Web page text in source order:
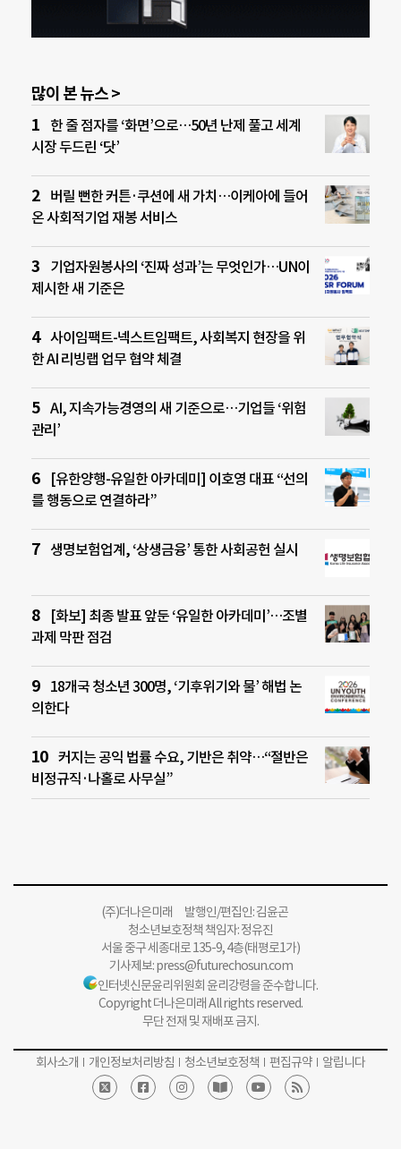
많이 본 뉴스 >
한 줄 점자를 ‘화면’으로…50년 난제 풀고 세계
시장 두드린 ‘닷’
버릴 뻔한 커튼·쿠션에 새 가치…이케아에 들어
온 사회적기업 재봉 서비스
기업자원봉사의 ‘진짜 성과’는 무엇인가…UN이
제시한 새 기준은
사이임팩트-넥스트임팩트, 사회복지 현장을 위
한 AI 리빙랩 업무 협약 체결
AI, 지속가능경영의 새 기준으로…기업들 ‘위험
관리’
[유한양행-유일한 아카데미] 이호영 대표 “선의
를 행동으로 연결하라”
생명보험업계, ‘상생금융’ 통한 사회공헌 실시
[화보] 최종 발표 앞둔 ‘유일한 아카데미’…조별
과제 막판 점검
18개국 청소년 300명, ‘기후위기와 물’ 해법 논
의한다
커지는 공익 법률 수요, 기반은 취약…“절반은
비정규직·나홀로 사무실”
(주)더나은미래 발행인/편집인: 김윤곤
청소년보호정책 책임자: 정유진
서울 중구 세종대로 135-9, 4층(태평로1가)
기사제보:press@futurechosun.com
인터넷신문윤리위원회 윤리강령을 준수합니다.
Copyright 더나은미래 All rights reserved.
무단 전재 및 재배포 금지.
회사소개 개인정보처리방침 청소년보호정책 편집규약 알립니다